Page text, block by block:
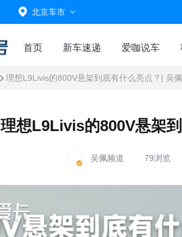
北京车市
首页 新车速递 爱咖说车
理想L9Livis的800V悬架到底有什么亮点？| 吴
理想L9Livis的800V悬架
吴佩频道 79浏览